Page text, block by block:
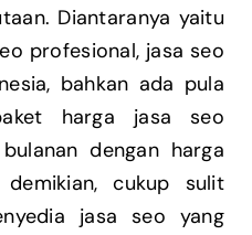
Diantaranya yaitu
profesional, jasa seo
bahkan ada pula
harga jasa seo
dengan harga
cukup sulit
jasa seo yang